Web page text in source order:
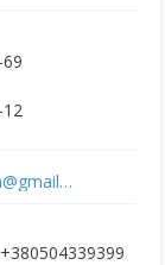
molotook.com.ua@gmail.com